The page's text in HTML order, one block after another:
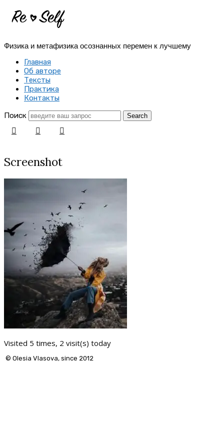
Re-
|
Создай
себя
заново
Физика и метафизика осознанных перемен к лучшему
Главная
Об авторе
Тексты
Практика
Контакты
Поиск
Screenshot
Visited 5 times, 2 visit(s) today
© Olesia Vlasova, since 2012